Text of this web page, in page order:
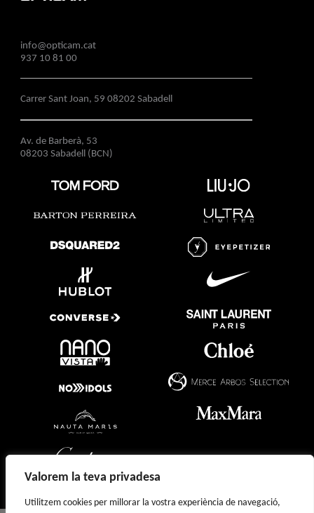
Valorem la teva privadesa
Utilitzem cookies per millorar la vostra experiència de navegació,
info@opticam.cat
937 10 81 00
Carrer Sant Joan, 59 08202 Sabadell
Av. de Barberà, 53
08203 Sabadell (BCN)